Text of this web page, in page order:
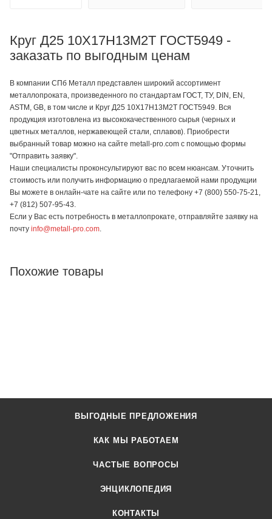
Круг Д25 10Х17Н13М2Т ГОСТ5949 -
заказать по выгодным ценам
В компании СПб Металл представлен широкий ассортимент
металлопроката, произведенного по стандартам ГОСТ, ТУ, DIN, EN,
ASTM, GB, в том числе и Круг Д25 10Х17Н13М2Т ГОСТ5949. Вся
продукция изготовлена из высококачественного сырья (черных и
цветных металлов, нержавеющей стали, сплавов). Приобрести
выбранный товар можно на сайте metall-pro.com с помощью формы
"Отправить заявку".
Наши специалисты проконсультируют вас по всем нюансам. Уточнить
стоимость или получить информацию о предлагаемой нами продукции
Вы можете в онлайн-чате на сайте или по телефону +7 (800) 550-75-21,
+7 (812) 507-95-43.
Если у Вас есть потребность в металлопрокате, отправляйте заявку на
почту info@metall-pro.com
Похожие товары
ВЫГОДНЫЕ ПРЕДЛОЖЕНИЯ
КАК МЫ РАБОТАЕМ
ЧАСТЫЕ ВОПРОСЫ
ЭНЦИКЛОПЕДИЯ
КОНТАКТЫ